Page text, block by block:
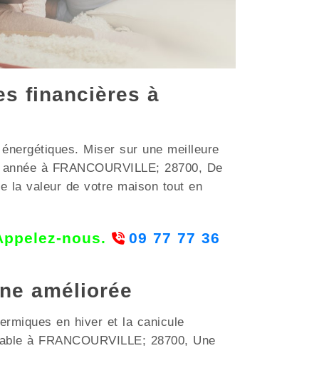
financières à
Miser sur une meilleure
à FRANCOURVILLE; 28700, De
la valeur de votre maison tout en
nous. 09 77 77 36
améliorée
en hiver et la canicule
à FRANCOURVILLE; 28700, Une